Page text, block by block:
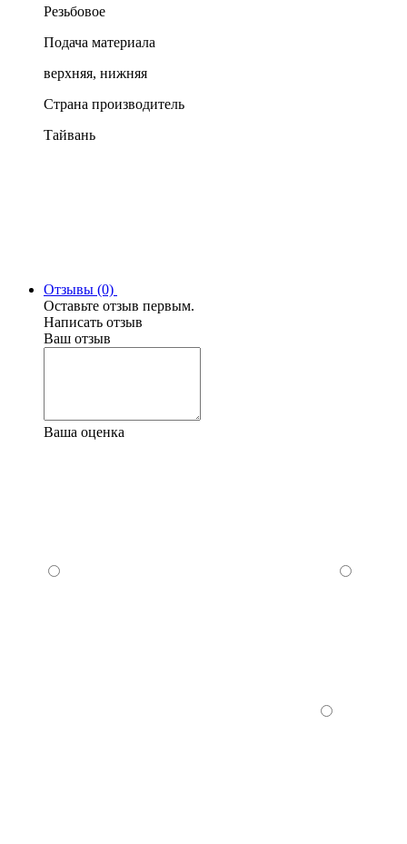
Резьбовое
Подача материала
верхняя, нижняя
Страна производитель
Тайвань
Отзывы (0)
Оставьте отзыв первым.
Написать отзыв
Ваш отзыв
Ваша оценка